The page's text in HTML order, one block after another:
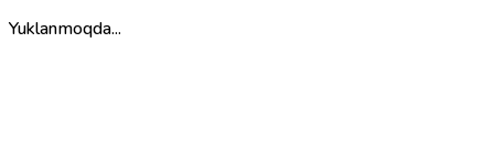
Yuklanmoqda...